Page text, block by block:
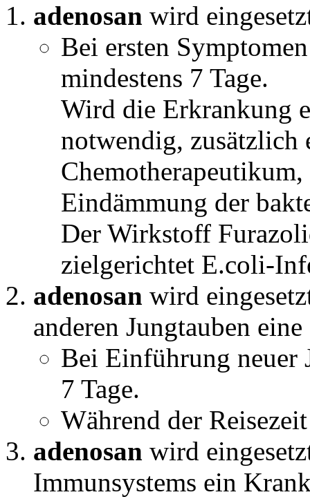
adenosan wird
Bei ersten
mindestens 7 Tage.
Wird die Erkrankung
notwendig, zusätzlich
Eindämmung der
Der Wirkstoff
zielgerichtet E.coli-
adenosan wird
anderen Jungtauben
Bei Einführung neuer
7 Tage.
Während der
adenosan wird
Immunsystems ein